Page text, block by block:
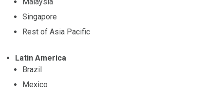
Singapore
Rest of Asia Pacific
Latin America
Brazil
Mexico